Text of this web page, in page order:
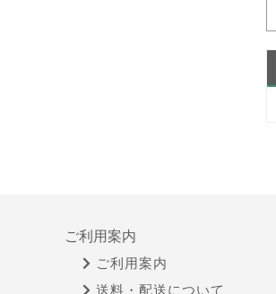
ご利用案内
ご利用案内
送料・配送について